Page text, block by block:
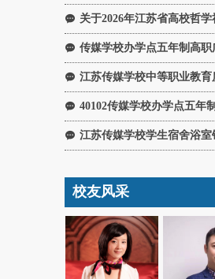
끁
끁
끁
끁
끁
校友风采